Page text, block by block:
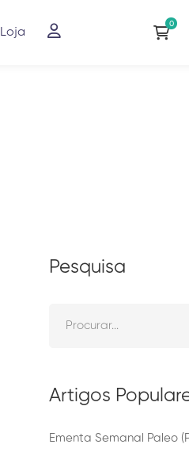
Loja
Pesquisa
Artigos
Ementa Semanal Paleo